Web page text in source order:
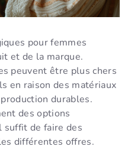
pour femmes
et de la marque.
peuvent être plus chers
en raison des matériaux
durables.
des options
suffit de faire des
différentes offres.